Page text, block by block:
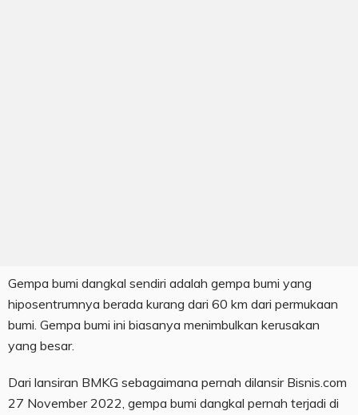
Gempa bumi dangkal sendiri adalah gempa bumi yang
hiposentrumnya berada kurang dari 60 km dari permukaan
bumi. Gempa bumi ini biasanya menimbulkan kerusakan
yang besar.
Dari lansiran BMKG sebagaimana pernah dilansir Bisnis.com
27 November 2022, gempa bumi dangkal pernah terjadi di